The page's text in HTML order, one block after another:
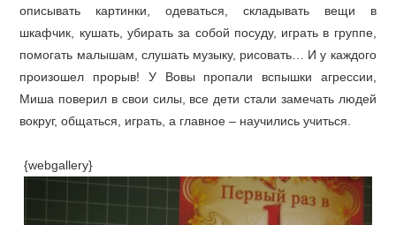
описывать картинки, одеваться, складывать вещи в
шкафчик, кушать, убирать за собой посуду, играть в группе,
помогать малышам, слушать музыку, рисовать… И у каждого
произошел прорыв! У Вовы пропали вспышки агрессии,
Миша поверил в свои силы, все дети стали замечать людей
вокруг, общаться, играть, а главное – научились учиться.
{webgallery}